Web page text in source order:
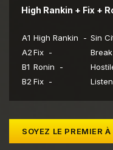
High Rankin + Fix +
A1 High Rankin - Sin
A2Fix -
B1 Ronin -
B2 Fix -
SOYEZ LE PREMIER